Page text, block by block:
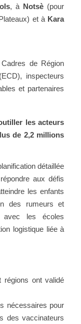
, à Notsè (pour
lateaux) et à Kara
de Région
inspecteurs
et partenaires
les acteurs
de 2,2 millions
détaillée
aux défis
les enfants
des rumeurs et
avec les écoles
logistique liée à
régions ont validé
nécessaires pour
des vaccinateurs